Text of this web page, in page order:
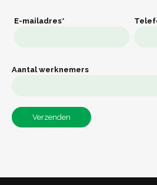
E-mailadres*
Aantal werknemers